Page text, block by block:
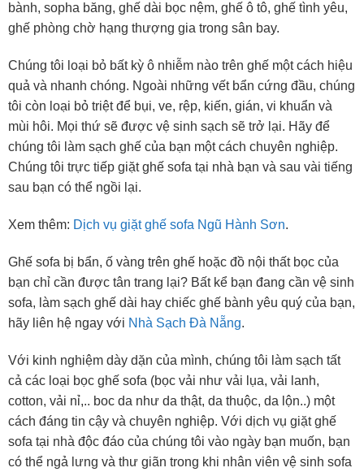
bành, sopha băng, ghế dài bọc nệm, ghế ô tô, ghế tình yêu,
ghế phòng chờ hạng thượng gia trong sân bay.
Chúng tôi loại bỏ bất kỳ ô nhiễm nào trên ghế một cách hiệu
quả và nhanh chóng. Ngoài những vết bẩn cứng đầu, chúng
tôi còn loại bỏ triệt để bụi, ve, rệp, kiến, gián, vi khuẩn và
mùi hôi. Mọi thứ sẽ được vệ sinh sạch sẽ trở lại. Hãy để
chúng tôi làm sạch ghế của bạn một cách chuyên nghiệp.
Chúng tôi trực tiếp giặt ghế sofa tại nhà bạn và sau vài tiếng
sau bạn có thể ngồi lại.
Xem thêm: Dịch vụ giặt ghế sofa Ngũ Hành Sơn.
Ghế sofa bị bẩn, ố vàng trên ghế hoặc đồ nội thất bọc của
bạn chỉ cần được tân trang lại? Bất kể bạn đang cần vệ sinh
sofa, làm sạch ghế dài hay chiếc ghế bành yêu quý của bạn,
hãy liên hệ ngay với Nhà Sạch Đà Nẵng.
Với kinh nghiệm dày dặn của mình, chúng tôi làm sạch tất
cả các loại bọc ghế sofa (bọc vải như vải lụa, vải lanh,
cotton, vải nỉ,.. boc da như da thật, da thuộc, da lộn..) một
cách đáng tin cậy và chuyên nghiệp. Với dịch vụ giặt ghế
sofa tại nhà độc đáo của chúng tôi vào ngày bạn muốn, bạn
có thể ngả lưng và thư giãn trong khi nhân viên vệ sinh sofa